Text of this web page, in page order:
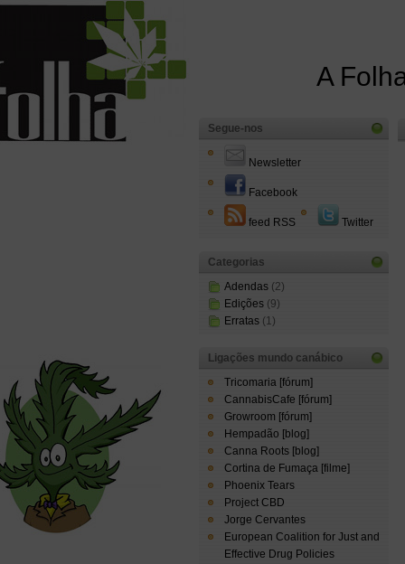
A
Segue-nos
Newsletter
Facebook
feed RSS Twitter
Categorias
Adendas (2)
Edições (9)
Erratas (1)
Ligações mundo canábico
Tricomaria [fórum]
CannabisCafe [fórum]
Growroom [fórum]
Hempadão [blog]
Canna Roots [blog]
Cortina de Fumaça [filme]
Phoenix Tears
Project CBD
Jorge Cervantes
European Coalition for Just and
Effective Drug Policies